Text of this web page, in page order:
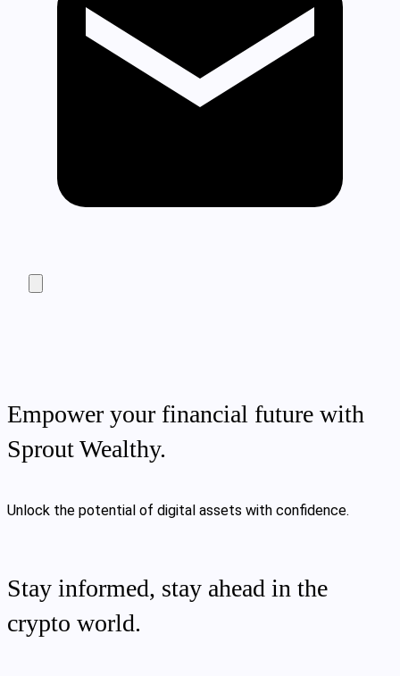
Empower your financial future with
Sprout Wealthy.
Unlock the potential of digital assets with confidence.
Stay informed, stay ahead in the
crypto world.